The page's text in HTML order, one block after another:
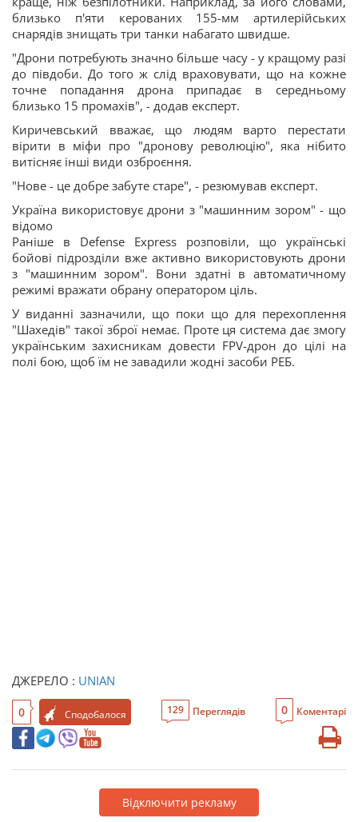
близько п'яти керованих 155-мм артилерійських
снарядів знищать три танки набагато швидше.
"Дрони потребують значно більше часу - у кращому разі
до півдоби. До того ж слід враховувати, що на кожне
точне попадання дрона припадає в середньому
близько 15 промахів", - додав експерт.
Киричевський вважає, що людям варто перестати
вірити в міфи про "дронову революцію", яка нібито
витісняє інші види озброєння.
"Нове - це добре забуте старе", - резюмував експерт.
Україна використовує дрони з "машинним зором" - що
відомо
Раніше в Defense Express розповіли, що українські
бойові підрозділи вже активно використовують дрони
з "машинним зором". Вони здатні в автоматичному
режимі вражати обрану оператором ціль.
У виданні зазначили, що поки що для перехоплення
"Шахедів" такої зброї немає. Проте ця система дає змогу
українським захисникам довести FPV-дрон до цілі на
полі бою, щоб їм не завадили жодні засоби РЕБ.
ДЖЕРЕЛО : UNIAN
0 Сподобалося 129 Переглядів 0 Коментарі
Відключити рекламу